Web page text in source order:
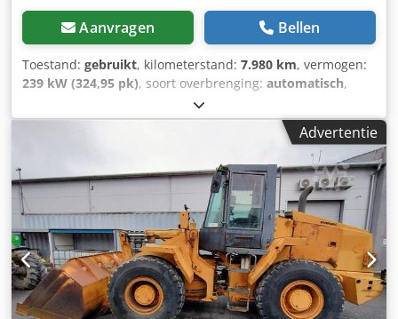
Aanvragen Bellen
Toestand: gebruikt, kilometerstand: 7.980 km, vermogen:
239 kW (324,95 pk), soort overbrenging: automatisch,
geel
01/2013, Bouwjaar:2013, Uitrusting:airconditioning, =
Verdere opties en accessoires = - Airconditioning - Radio -
Stuurbekrachtiging - Zonneklep = Opmerkingen =
+++Gewicht: 24.000 kg Km/h+++ +++4x4+++ +++Banden
26,5xR25 90%+++ +++Werklampen+++
+++Trillingsdemper+++ +++Differentieelslot vooras+++
+++Schop 3,6 m³+++ +++Weegschaal+++ - Algemeen: -
Motor: Case - Transmissie: Automaat - Totaal aantal
zitplaatsen: 1 - Veiligheid: - Achteruitrijcamera -
Passagiersruimte: - Airconditioning - Ventilatienozzles -
Exterieur: Dcsdpfx Apoy Hu U Aspek - Stuurbekrachtiging -
Advertentie